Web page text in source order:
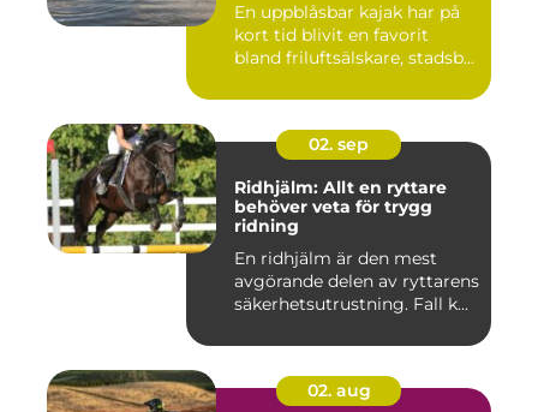
En uppblåsbar kajak har på
kort tid blivit en favorit
bland friluftsälskare, stadsb...
02. sep
Ridhjälm: Allt en ryttare
behöver veta för trygg
ridning
En ridhjälm är den mest
avgörande delen av ryttarens
säkerhetsutrustning. Fall k...
02. aug